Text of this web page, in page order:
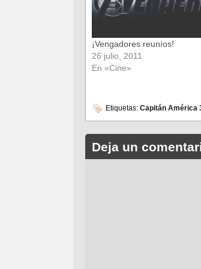
¡Vengadores reuníos!
26 julio, 2011
En «Cine»
Etiquetas: Capitán América
Deja un